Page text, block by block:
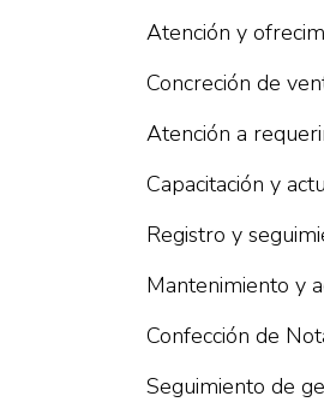
Atención y
Concreción de
Atención a
Capacitación y
Registro y
Mantenimiento y
Confección de
Seguimiento de